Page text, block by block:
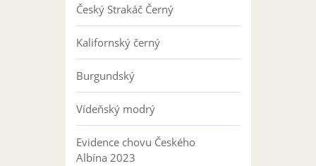
Český Strakáč Černý
Kalifornský černý
Burgundský
Vídeňský modrý
Evidence chovu Českého
Albína 2023